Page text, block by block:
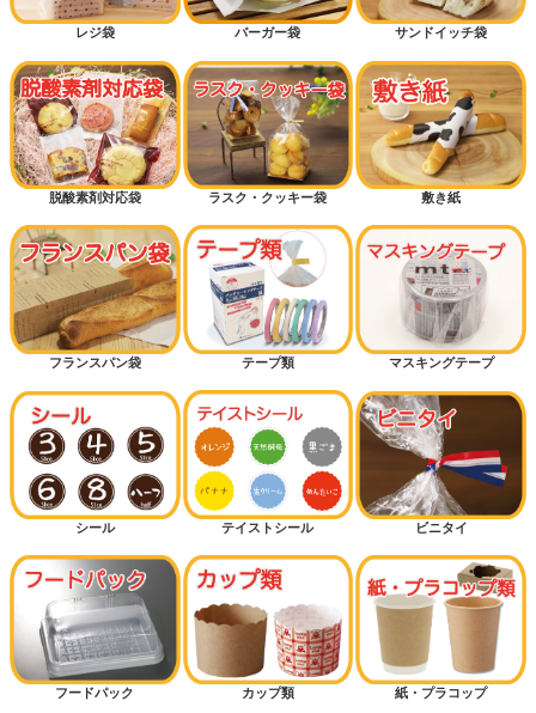
レジ袋 バーガー袋 サンドイッチ袋
脱酸素剤対応袋 ラスク・クッキー袋 敷き紙
フランスパン袋 テープ類 マスキングテープ
シール テイストシール ビニタイ
フードパック カップ類 紙・プラコップ